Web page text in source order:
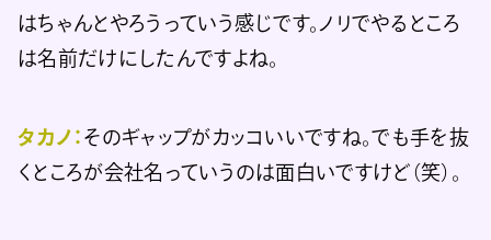
はちゃんとやろうっていう感じです。ノリでやるところ
は名前だけにしたんですよね。
タカノ： そのギャップがカッコいいですね。でも手を抜
くところが会社名っていうのは面白いですけど（笑）。